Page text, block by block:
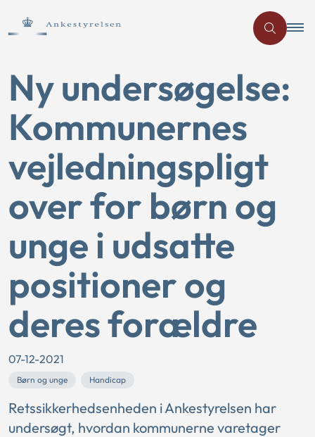
Ny undersøgelse:
Kommunernes
vejledningspligt
over for børn og
unge i udsatte
positioner og
deres forældre
07-12-2021
Børn og unge Handicap
Retssikkerhedsenheden i Ankestyrelsen har
undersøgt, hvordan kommunerne varetager